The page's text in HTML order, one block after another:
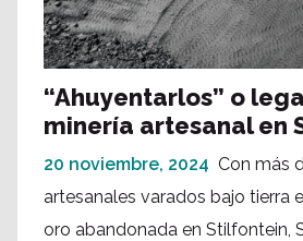
“Ahuyentarlos” o
minería artesanal en
20 noviembre, 2024 Con más
artesanales varados bajo tierra
oro abandonada en Stilfontein,